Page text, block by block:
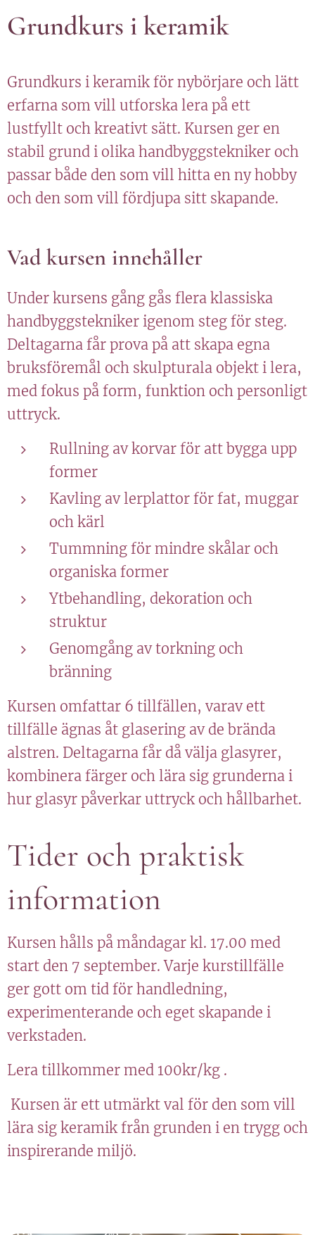
Grundkurs i keramik
Grundkurs i keramik för nybörjare och lätt
erfarna som vill utforska lera på ett
lustfyllt och kreativt sätt. Kursen ger en
stabil grund i olika handbyggstekniker och
passar både den som vill hitta en ny hobby
och den som vill fördjupa sitt skapande.
Vad kursen innehåller
Under kursens gång gås flera klassiska
handbyggstekniker igenom steg för steg.
Deltagarna får prova på att skapa egna
bruksföremål och skulpturala objekt i lera,
med fokus på form, funktion och personligt
uttryck.
Rullning av korvar för att bygga upp
former
Kavling av lerplattor för fat, muggar
och kärl
Tummning för mindre skålar och
organiska former
Ytbehandling, dekoration och
struktur
Genomgång av torkning och
bränning
Kursen omfattar 6 tillfällen, varav ett
tillfälle ägnas åt glasering av de brända
alstren. Deltagarna får då välja glasyrer,
kombinera färger och lära sig grunderna i
hur glasyr påverkar uttryck och hållbarhet.
Tider och praktisk
information
Kursen hålls på måndagar kl. 17.00 med
start den 7 september. Varje kurstillfälle
ger gott om tid för handledning,
experimenterande och eget skapande i
verkstaden.
Lera tillkommer med 100kr/kg .
Kursen är ett utmärkt val för den som vill
lära sig keramik från grunden i en trygg och
inspirerande miljö.